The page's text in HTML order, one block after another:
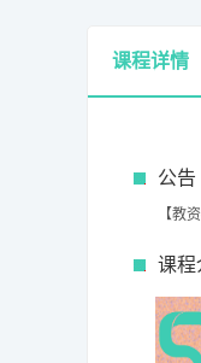
课程详情
公告
【教
课程